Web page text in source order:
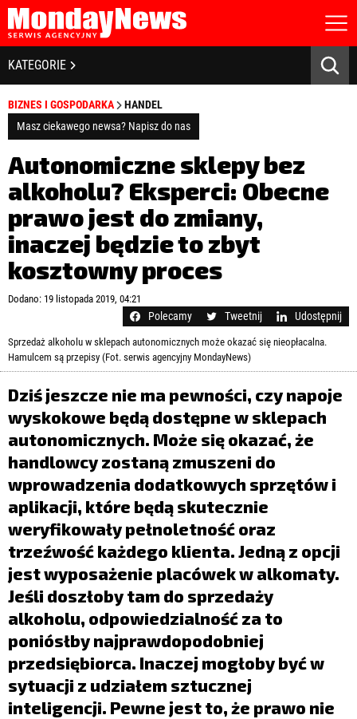
STRONA GŁÓWNA
O NAS
POLITYKA PRYWATNOŚCI
REGULAMIN
LICENCJA
REJESTRACJA
KONTAKT
Zapamiętaj mnie
Kliknij tutaj
zaloguj się
KATEGORIE
BIZNES I GOSPODARKA
BANKOWOŚĆ I FINANSE
NOWE TECHNOLOGIE
SPOŁECZEŃSTWO
EDUKACJA
MEDIA
ZDROWIE I URODA
LIFESTYLE
OPINIE I KOMENTARZE
BIZNES I GOSPODARKA
HANDEL
Masz ciekawego newsa? Napisz do nas
Autonomiczne sklepy bez
alkoholu? Eksperci: Obecne
prawo jest do zmiany,
inaczej będzie to zbyt
kosztowny proces
Dodano: 19 listopada 2019, 04:21
Polecamy Tweetnij Udostępnij
Sprzedaż alkoholu w sklepach autonomicznych może okazać się nieopłacalna.
Hamulcem są przepisy (Fot. serwis agencyjny MondayNews)
Dziś jeszcze nie ma pewności, czy napoje
wyskokowe będą dostępne w sklepach
autonomicznych. Może się okazać, że
handlowcy zostaną zmuszeni do
wprowadzenia dodatkowych sprzętów i
aplikacji, które będą skutecznie
weryfikowały pełnoletność oraz
trzeźwość każdego klienta. Jedną z opcji
jest wyposażenie placówek w alkomaty.
Jeśli doszłoby tam do sprzedaży
alkoholu, odpowiedzialność za to
poniósłby najprawdopodobniej
przedsiębiorca. Inaczej mogłoby być w
sytuacji z udziałem sztucznej
inteligencji. Pewne jest to, że prawo nie